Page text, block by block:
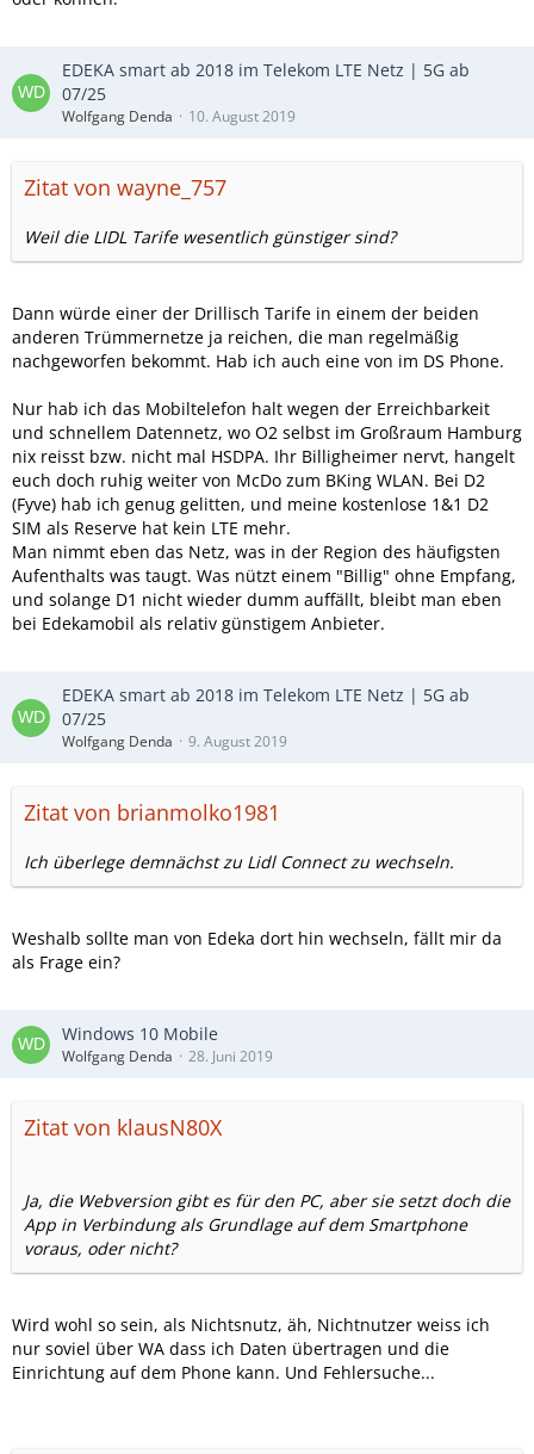
EDEKA smart ab 2018 im Telekom LTE Netz | 5G ab
07/25
Wolfgang Denda 10. August 2019
Zitat von wayne_757
Weil die LIDL Tarife wesentlich günstiger sind?
Dann würde einer der Drillisch Tarife in einem der beiden
anderen Trümmernetze ja reichen, die man regelmäßig
nachgeworfen bekommt. Hab ich auch eine von im DS Phone.
Nur hab ich das Mobiltelefon halt wegen der Erreichbarkeit
und schnellem Datennetz, wo O2 selbst im Großraum Hamburg
nix reisst bzw. nicht mal HSDPA. Ihr Billigheimer nervt, hangelt
euch doch ruhig weiter von McDo zum BKing WLAN. Bei D2
(Fyve) hab ich genug gelitten, und meine kostenlose 1&1 D2
SIM als Reserve hat kein LTE mehr.
Man nimmt eben das Netz, was in der Region des häufigsten
Aufenthalts was taugt. Was nützt einem "Billig" ohne Empfang,
und solange D1 nicht wieder dumm auffällt, bleibt man eben
bei Edekamobil als relativ günstigem Anbieter.
EDEKA smart ab 2018 im Telekom LTE Netz | 5G ab
07/25
Wolfgang Denda 9. August 2019
Zitat von brianmolko1981
Ich überlege demnächst zu Lidl Connect zu wechseln.
Weshalb sollte man von Edeka dort hin wechseln, fällt mir da
als Frage ein?
Windows 10 Mobile
Wolfgang Denda 28. Juni 2019
Zitat von klausN80X
Ja, die Webversion gibt es für den PC, aber sie setzt doch die
App in Verbindung als Grundlage auf dem Smartphone
voraus, oder nicht?
Wird wohl so sein, als Nichtsnutz, äh, Nichtnutzer weiss ich
nur soviel über WA dass ich Daten übertragen und die
Einrichtung auf dem Phone kann. Und Fehlersuche...